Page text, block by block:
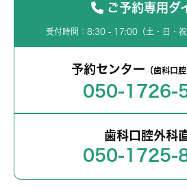
ご予約専用ダ
受付時間：8:30 - 17:00（土・日・祝
予約センター （歯科口
050-1726-
歯科口腔外科
050-1725-